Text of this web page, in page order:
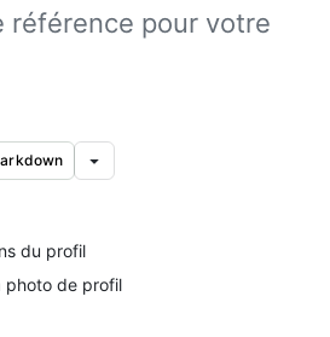
référence pour votre
du profil
photo de profil